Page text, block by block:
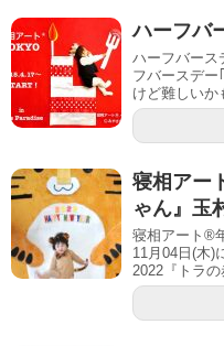
ハーフバ
ハーフバース
フバースデー
けど難しいか
寝相アー
ゃん』玉
寝相アート®
11月04日(木)
2022『トラの